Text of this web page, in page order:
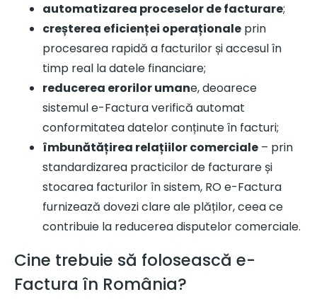
automatizarea proceselor de facturare;
creșterea eficienței operaționale prin
procesarea rapidă a facturilor și accesul în
timp real la datele financiare;
reducerea erorilor umane, deoarece
sistemul e-Factura verifică automat
conformitatea datelor conținute în facturi;
îmbunătățirea relațiilor comerciale – prin
standardizarea practicilor de facturare și
stocarea facturilor în sistem, RO e-Factura
furnizează dovezi clare ale plăților, ceea ce
contribuie la reducerea disputelor comerciale.
Cine trebuie să folosească e-
Factura în România?